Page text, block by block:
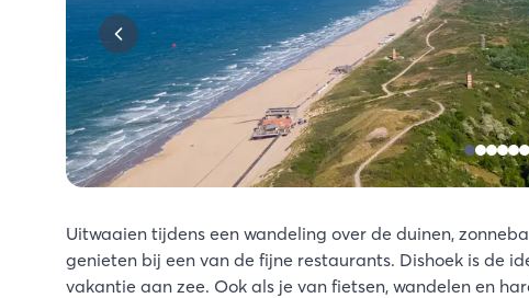
Uitwaaien tijdens een wandeling over de duinen,
genieten bij een van de fijne restaurants. Dishoek is de
vakantie aan zee. Ook als je van fietsen, wandelen en